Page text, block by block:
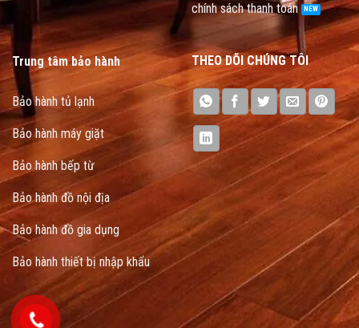
chính sách thanh toán
Trung tâm bảo hành
Bảo hành tủ lạnh
Bảo hành máy giặt
Bảo hành bếp từ
Bảo hành đồ nội địa
Bảo hành đồ gia dụng
Bảo hành thiết bị nhập khẩu
THEO DÕI CHÚNG TÔI